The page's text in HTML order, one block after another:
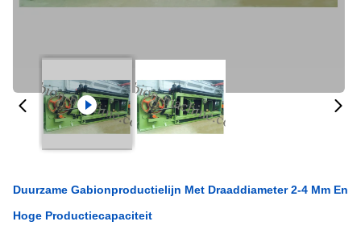
Duurzame Gabionproductielijn Met Draaddiameter 2-4 Mm En
Hoge Productiecapaciteit